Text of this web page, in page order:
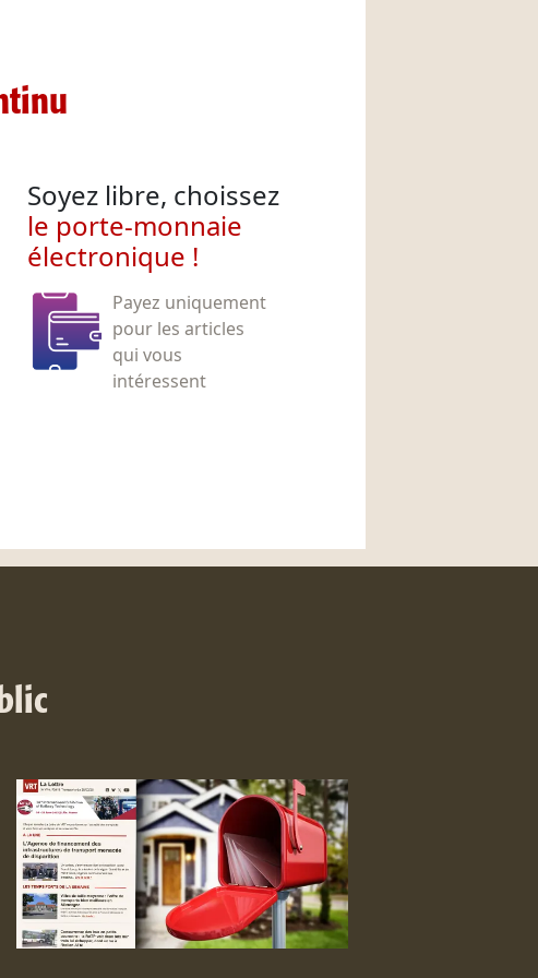
Soyez libre, choissez
le porte-monnaie
électronique !
Payez uniquement
pour les articles
qui vous
intéressent